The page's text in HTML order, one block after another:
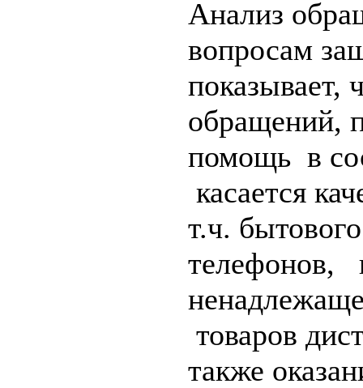
Анализ
вопросам
показывает,
обращений,
помощь в
касается
т.ч.
телефонов,
товаров
также